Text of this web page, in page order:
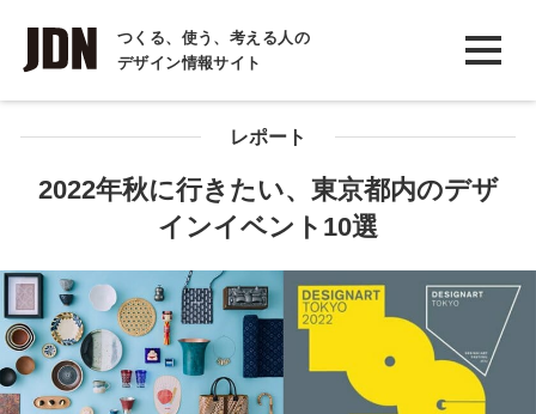
つくる、使う、考える人の
デザイン情報サイト
INTERVIEW
インタビュー
REPORT
COLUMN
レポート
2022年秋に行きたい、東京都内のデザ
インイベント10選